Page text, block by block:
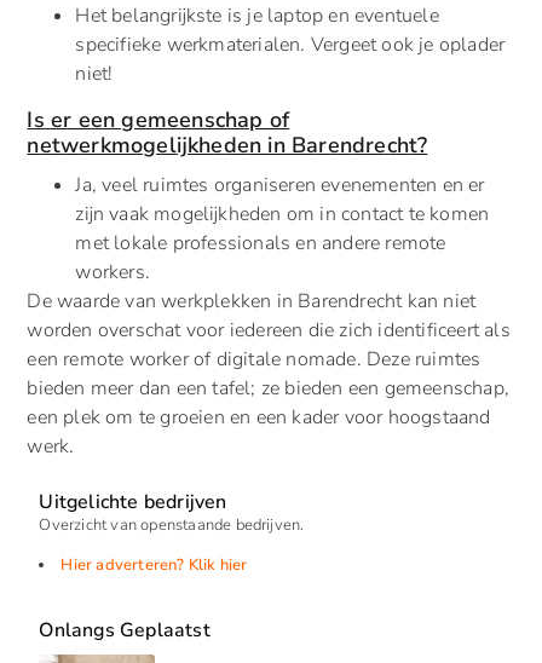
Het belangrijkste is je laptop en eventuele
specifieke werkmaterialen. Vergeet ook je oplader
niet!
Is er een gemeenschap of
netwerkmogelijkheden in Barendrecht?
Ja, veel ruimtes organiseren evenementen en er
zijn vaak mogelijkheden om in contact te komen
met lokale professionals en andere remote
workers.
De waarde van werkplekken in Barendrecht kan niet
worden overschat voor iedereen die zich identificeert als
een remote worker of digitale nomade. Deze ruimtes
bieden meer dan een tafel; ze bieden een gemeenschap,
een plek om te groeien en een kader voor hoogstaand
werk.
Uitgelichte bedrijven
Overzicht van openstaande bedrijven.
Hier adverteren? Klik hier
Onlangs Geplaatst